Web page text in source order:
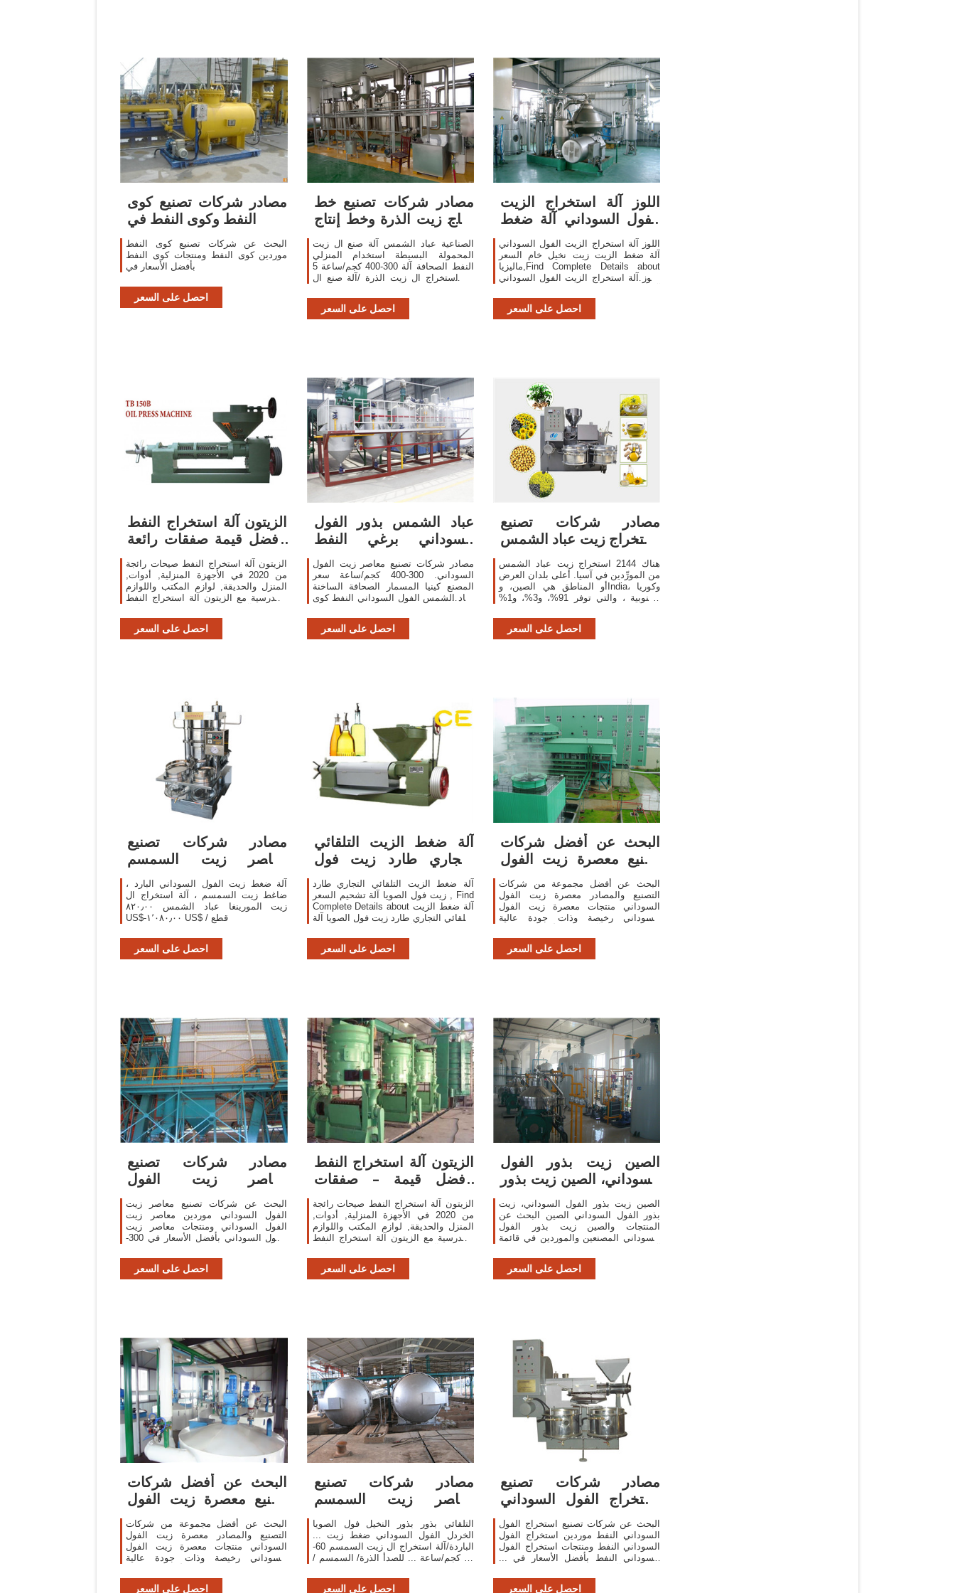
مصادر شركات تصنيع كوى
النفط وكوى النفط في
البحث عن شركات تصنيع كوى النفط
موردين كوى النفط ومنتجات كوى النفط
بأفضل الأسعار في
احصل على السعر
مصادر شركات تصنيع خط
إنتاج زيت الذرة وخط إنتاج
زيت الذرة
الصناعية عباد الشمس آلة صنع ال زيت
المحمولة البسيطة استخدام المنزلي
النفط الصحافة آلة 300-400 كجم/ساعة 5
آلة استخراج ال زيت الذرة /آلة صنع ال
us$-٦٬٠٠٠٫٠٠ us$ / مجموعات . 1
مجموعات (لمين) 10 yrsاحصل على السعر
اللوز آلة استخراج الزيت
الفول السوداني آلة ضغط
الزيت زيت نخيل خام
اللوز آلة استخراج الزيت الفول السوداني
آلة ضغط الزيت زيت نخيل خام السعر
ماليزيا,Find Complete Details about
اللوز آلة استخراج الزيت الفول السوداني
ماليزيا,آلة استخراج الزيت اللوز ، آلة
الصحافة زيت زيتون ، زيت
احصل على السعر
الزيتون آلة استخراج النفط
بأفضل قيمة صفقات رائعة
على
الزيتون آلة استخراج النفط صيحات رائجة
من 2020 في الأجهزة المنزلية, أدوات,
المنزل والحديقة, لوازم المكتب واللوازم
المدرسية مع الزيتون آلة استخراج النفط
احصل على السعر
عباد الشمس بذور الفول
السوداني برغي النفط
الصحافة آلة
مصادر شركات تصنيع معاصر زيت الفول
السوداني. 300-400 كجم/ساعة سعر
المصنع كينيا المسمار الصحافة الساخنة
عباد الشمس الفول السوداني النفط كوى
عباد الشمس آلة ضغط.
احصل على السعر
مصادر شركات تصنيع
استخراج زيت عباد الشمس
واستخراج زيت عباد
هناك 2144 استخراج زيت عباد الشمس
من المورِّدين في آسيا. أعلى بلدان العرض
أو المناطق هي الصين، وIndia، وكوريا
الجنوبية ، والتي توفر 91%، و3%، و1%
التوالي.
احصل على السعر
مصادر شركات تصنيع
معاصر زيت السمسم
ومعاصر زيت السمسم في
آلة ضغط زيت الفول السوداني البارد ،
ضاغط زيت السمسم ، آلة استخراج ال
زيت المورينغا عباد الشمس ٨٢٠٫٠٠
US$-١٬٠٨٠٫٠٠ US$ / قطع
احصل على السعر
آلة ضغط الزيت التلقائي
التجاري طارد زيت فول
الصويا آلة
آلة ضغط الزيت التلقائي التجاري طارد
زيت فول الصويا آلة تشحيم السعر , Find
Complete Details about آلة ضغط الزيت
التلقائي التجاري طارد زيت فول الصويا آلة
الزيت ، سعر آلة تشحيم فول الصويا from
Oil Pressers Supplier
احصل على السعر
البحث عن أفضل شركات
تصنيع معصرة زيت الفول
السوداني ومعصرة
البحث عن أفضل مجموعة من شركات
التصنيع والمصادر معصرة زيت الفول
السوداني منتجات معصرة زيت الفول
السوداني رخيصة وذات جودة عالية
تشحيم/عباد الشمس
احصل على السعر
مصادر شركات تصنيع
معاصر زيت الفول
السوداني ومعاصر زيت
البحث عن شركات تصنيع معاصر زيت
الفول السوداني موردين معاصر زيت
الفول السوداني ومنتجات معاصر زيت
الفول السوداني بأفضل الأسعار في 300-
زيت فول الصويا
احصل على السعر
الزيتون آلة استخراج النفط
بأفضل قيمة – صفقات
رائعة على
الزيتون آلة استخراج النفط صيحات رائجة
من 2020 في الأجهزة المنزلية, أدوات,
المنزل والحديقة, لوازم المكتب واللوازم
المدرسية مع الزيتون آلة استخراج النفط
احصل على السعر
الصين زيت بذور الفول
السوداني، الصين زيت بذور
الصين زيت بذور الفول السوداني، زيت
بذور الفول السوداني الصين البحث عن
المنتجات والصين زيت بذور الفول
السوداني المصنعين والموردين في قائمة
اسطوانة
احصل على السعر
البحث عن أفضل شركات
تصنيع معصرة زيت الفول
السوداني ومعصرة ...
البحث عن أفضل مجموعة من شركات
التصنيع والمصادر معصرة زيت الفول
السوداني منتجات معصرة زيت الفول
السوداني رخيصة وذات جودة عالية
آلة تشحيم/عباد الشمس ...
احصل على السعر
مصادر شركات تصنيع
معاصر زيت السمسم
ومعاصر زيت السمسم في
...
التلقائي بذور بذور النخيل فول الصويا
الخردل الفول السوداني ضغط زيت ...
الباردة/آلة استخراج ال زيت السمسم 60-
80 كجم/ساعة ... للصدأ الذرة/ السمسم /
...
احصل على السعر
مصادر شركات تصنيع
استخراج الفول السوداني
النفط واستخراج ...
البحث عن شركات تصنيع استخراج الفول
السوداني النفط موردين استخراج الفول
السوداني النفط ومنتجات استخراج الفول
السوداني النفط بأفضل الأسعار في ...
...
احصل على السعر